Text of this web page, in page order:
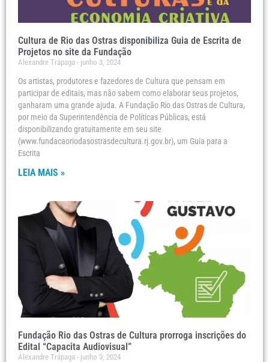
Cultura de Rio das Ostras disponibiliza Guia de Escrita de
Projetos no site da Fundação
Alexandre Trápaga junho 3, 2024
Os artistas, produtores e fazedores de Cultura que pensam em
participar de editais, mas não sabem como elaborar seus projetos,
ganharam uma grande ajuda. A Fundação Rio das Ostras de Cultura,
por meio da Superintendência de Políticas Públicas, está
disponibilizando gratuitamente em seu site
(www.fundacaoriodasostrasdecultura.rj.gov.br), um Guia para a
Escrita
LEIA MAIS »
Fundação Rio das Ostras de Cultura prorroga inscrições do
Edital “Capacita Audiovisual”
Alexandre Trápaga junho 3, 2024